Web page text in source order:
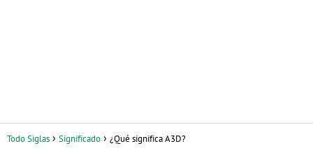
Todo Siglas Significado ¿Qué significa A3D?